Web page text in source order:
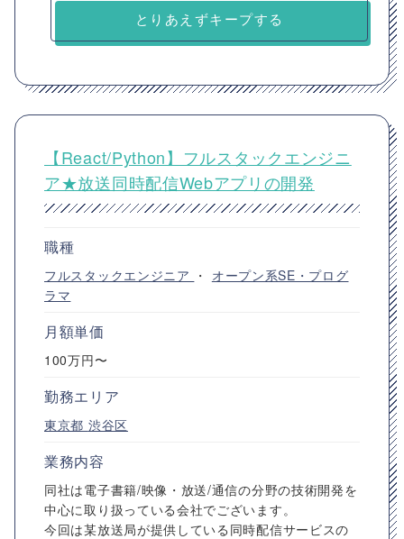
とりあえずキープする
【React/Python】フルスタックエンジニ
ア★放送同時配信Webアプリの開発
職種
フルスタックエンジニア ・ オープン系SE・プログ
ラマ
月額単価
100万円〜
勤務エリア
東京都 渋谷区
業務内容
同社は電子書籍/映像・放送/通信の分野の技術開発を
中心に取り扱っている会社でございます。
今回は某放送局が提供している同時配信サービスの